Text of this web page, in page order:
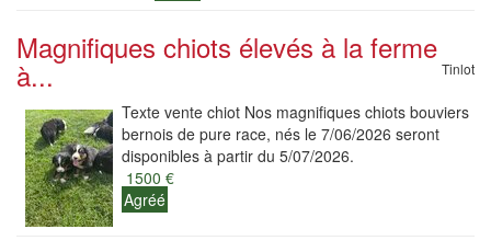
Magnifiques chiots élevés à la ferme
à... Tinlot
Texte vente chiot Nos magnifiques chiots bouviers
bernois de pure race, nés le 7/06/2026 seront
disponibles à partir du 5/07/2026.
1500 €
Agréé